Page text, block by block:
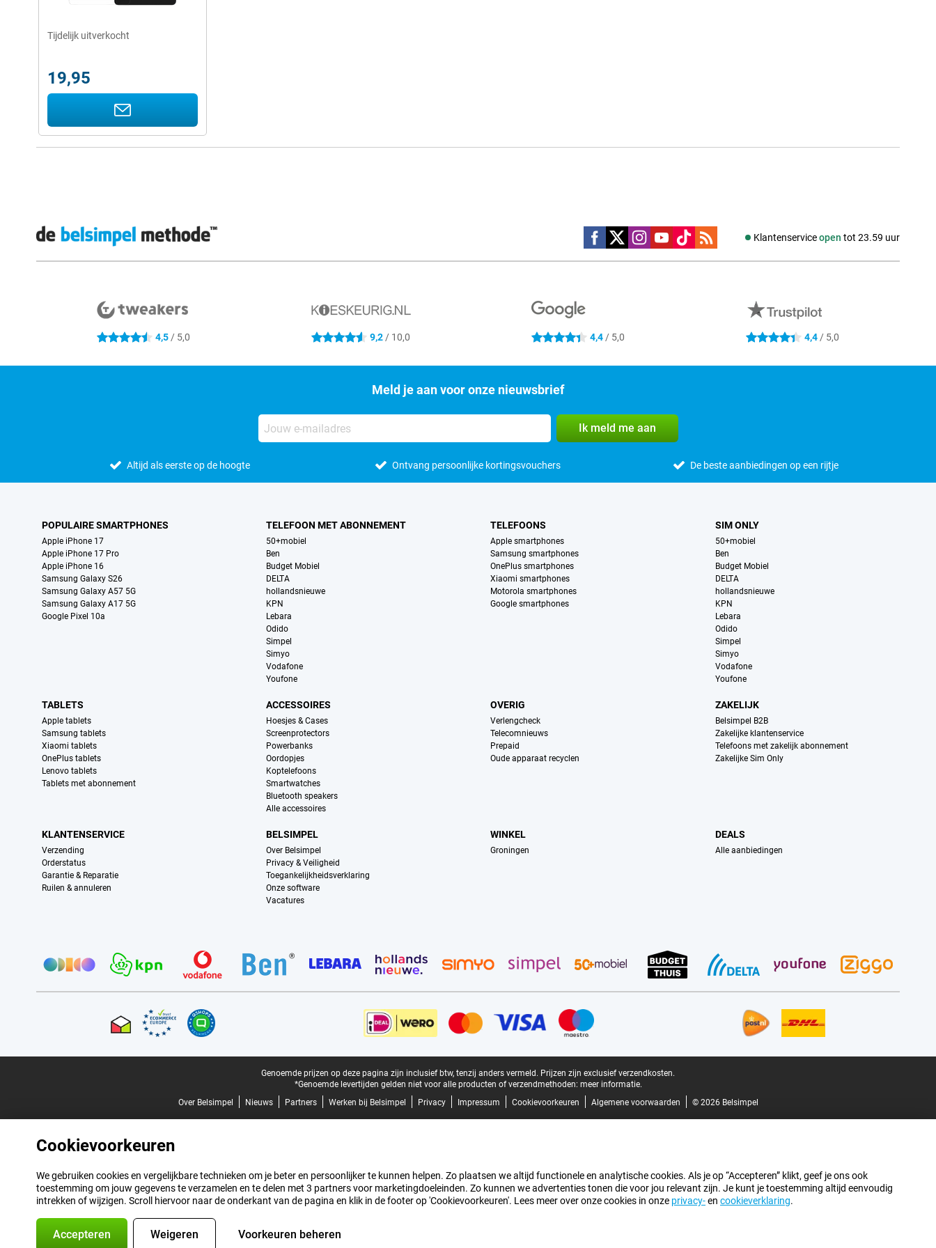
Tijdelijk uitverkocht
19,95
Klantenserviceopen tot 23.59 uur
Social media
4.5 sterren 4,5/ 5,0 4.6 sterren 9,2/ 10,0 4.4 sterren 4,4 / 5,0 4.4 sterren 4,4 / 5,0
Meld je aan voor onze nieuwsbrief
Ik meld me aan
Altijd als eerste op de hoogte Ontvang persoonlijke kortingsvouchers De beste aanbiedingen op een rijtje
POPULAIRE SMARTPHONES
Apple iPhone 17
Apple iPhone 17 Pro
Apple iPhone 16
Samsung Galaxy S26
Samsung Galaxy A57 5G
Samsung Galaxy A17 5G
Google Pixel 10a
TELEFOON MET ABONNEMENT
50+mobiel
Ben
Budget Mobiel
DELTA
hollandsnieuwe
KPN
Lebara
Odido
Simpel
Simyo
Vodafone
Youfone
TELEFOONS
Apple smartphones
Samsung smartphones
OnePlus smartphones
Xiaomi smartphones
Motorola smartphones
Google smartphones
SIM ONLY
50+mobiel
Ben
Budget Mobiel
DELTA
hollandsnieuwe
KPN
Lebara
Odido
Simpel
Simyo
Vodafone
Youfone
TABLETS
Apple tablets
Samsung tablets
Xiaomi tablets
OnePlus tablets
Lenovo tablets
Tablets met abonnement
ACCESSOIRES
Hoesjes & Cases
Screenprotectors
Powerbanks
Oordopjes
Koptelefoons
Smartwatches
Bluetooth speakers
Alle accessoires
OVERIG
Verlengcheck
Telecomnieuws
Prepaid
Oude apparaat recyclen
ZAKELIJK
Belsimpel B2B
Zakelijke klantenservice
Telefoons met zakelijk abonnement
Zakelijke Sim Only
KLANTENSERVICE
Verzending
Orderstatus
Garantie & Reparatie
Ruilen & annuleren
BELSIMPEL
Over Belsimpel
Privacy & Veiligheid
Toegankelijkheidsverklaring
Onze software
Vacatures
WINKEL
Groningen
DEALS
Alle aanbiedingen
Genoemde prijzen op deze pagina zijn inclusief btw, tenzij anders vermeld. Prijzen zijn exclusief verzendkosten.
*Genoemde levertijden gelden niet voor alle producten of verzendmethoden: meer informatie.
Over Belsimpel
Nieuws Partners Werken bij Belsimpel Privacy Impressum Cookievoorkeuren Algemene voorwaarden © 2026 Belsimpel
Cookievoorkeuren
We gebruiken cookies en vergelijkbare technieken om je beter en persoonlijker te kunnen helpen. Zo plaatsen we altijd functionele en analytische cookies. Als je op “Accepteren” klikt, geef je ons ook
toestemming om jouw gegevens te verzamelen en te delen met 3 partners voor marketingdoeleinden. Zo kunnen we advertenties tonen die voor jou relevant zijn. Je kunt je toestemming altijd eenvoudig
intrekken of wijzigen. Scroll hiervoor naar de onderkant van de pagina en klik in de footer op 'Cookievoorkeuren'. Lees meer over onze cookies in onze privacy-en cookieverklaring.
Accepteren Weigeren Voorkeuren beheren